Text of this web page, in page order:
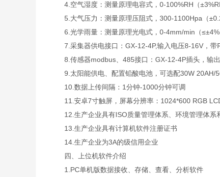
4.空气湿度：测量原理电容式，0-100%RH（
5.大气压力：测量原理压阻式，300-1100Hpa（
6.光学雨量：测量原理光电式，0-4mm/min（≤±4%
7.采集器供电接口：GX-12-4P,输入电压8-16V，带
8.传感器modbus、485接口：GX-12-4P插头，输出
9.太阳能供电、配置铅酸电池，可选配30W 20AH/
10.数据上传间隔：1分钟-1000分钟可调
11.安卓7寸触屏，屏幕分辨率：1024*600 RGB
12.生产企业具有ISO质量管理体系、环境管理体系
13.生产企业具有计算机软件注册证书
14.生产企业为3A的级信用企业
四、上位机软件介绍
1.PC单机版数据接收、存储、查看、分析软件